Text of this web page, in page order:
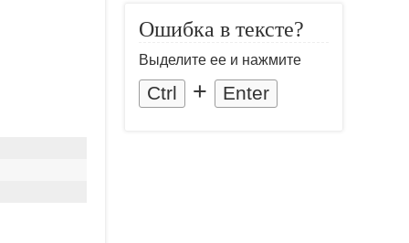
Ошибка в тексте?
Выделите ее и нажмите
Ctrl + Enter